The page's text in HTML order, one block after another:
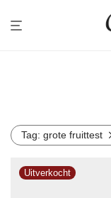
Tag: grote fruittest